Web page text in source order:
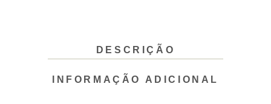
DESCRIÇÃO
INFORMAÇÃO ADICIONAL